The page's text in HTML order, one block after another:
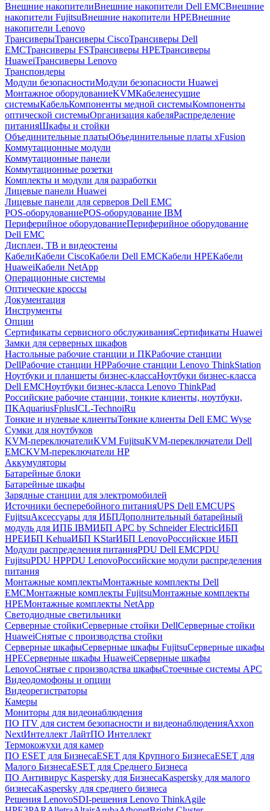
Внешние накопителиВнешние накопители Dell EMCВнешние
накопители FujitsuВнешние накопители HPEВнешние
накопители Lenovo
ТрансиверыТрансиверы CiscoТрансиверы Dell
EMCТрансиверы FSТрансиверы HPEТрансиверы
HuaweiТрансиверы Lenovo
Транспондеры
Модули безопасностиМодули безопасности Huawei
Монтажное оборудованиеKVMКабеленесущие
системыКабельКомпоненты медной системыКомпоненты
оптической системыОрганизация кабеляРаспределение
питанияШкафы и стойки
Объединительные платыОбъединительные платы xFusion
Коммутационные модули
Коммутационные панели
Коммутационные розетки
Комплекты и модули для разработки
Лицевые панели Huawei
Лицевые панели для серверов Dell EMC
POS-оборудованиеPOS-оборудование IBM
Периферийное оборудованиеПериферийное оборудование
Dell EMC
Дисплеи, ТВ и видеостены
КабелиКабели CiscoКабели Dell EMCКабели HPEКабели
HuaweiКабели NetApp
Операционные системы
Оптические кроссы
Документация
Инструменты
Опции
Сертификаты сервисного обслуживанияСертификаты Huawei
Замки для серверных шкафов
Настольные рабочие станции и ПКРабочие станции
DellРабочие станции HPРабочие станции Lenovo ThinkStation
Ноутбуки и планшеты бизнес-классаНоутбуки бизнес-класса
Dell EMCНоутбуки бизнес-класса Lenovo ThinkPad
Российские рабочие станции, тонкие клиенты, ноутбуки,
ПКAquariusFplusICL-TechnoiRu
Тонкие и нулевые клиентыТонкие клиенты Dell EMC Wyse
Сумки для ноутбуков
KVM-переключателиKVM FujitsuKVM-переключатели Dell
EMCKVM-переключатели HP
Аккумуляторы
Батарейные блоки
Батарейные шкафы
Зарядные станции для электромобилей
Источники бесперебойного питанияUPS Dell EMCUPS
FujitsuАксессуары для ИБПДополнительный батарейный
модуль для ИПБ IBMИБП APC by Schneider ElectricИБП
HPEИБП KehuaИБП KStarИБП LenovoРоссийские ИБП
Модули распределения питанияPDU Dell EMCPDU
FujitsuPDU HPPDU LenovoРоссийские модули распределения
питания
Монтажные комплектыМонтажные комплекты Dell
EMCМонтажные комплекты FujitsuМонтажные комплекты
HPEМонтажные комплекты NetApp
Светодиодные светильники
Серверные стойкиСерверные стойки DellСерверные стойки
HuaweiСнятые с производства стойки
Серверные шкафыСерверные шкафы FujitsuСерверные шкафы
HPEСерверные шкафы HuaweiСерверные шкафы
LenovoСнятые с производства шкафыСтоечные системы APC
Видеодомофоны и опции
Видеорегистраторы
Камеры
Мониторы для видеонаблюдения
ПО ITV для систем безопасности и видеонаблюденияAxxon
NextИнтеллект ЛайтПО Интеллект
Термокожухи для камер
ПО ESET для БизнесаESET для Крупного БизнесаESET для
Малого БизнесаESET для Среднего Бизнеса
ПО Антивирус Kaspersky для БизнесаKaspersky для малого
бизнесаKaspersky для среднего бизнеса
Решения LenovoSDI-решения Lenovo ThinkAgile